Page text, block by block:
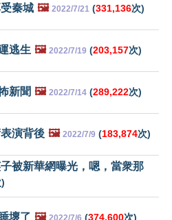
秦城 🖼️ 2022/7/21 (331,136次)
逃生 🖼️ 2022/7/19 (203,157次)
新聞 🖼️ 2022/7/14 (289,222次)
演背後 🖼️ 2022/7/9 (183,874次)
被新華網曝光，嗯，當衆那
壞了 🖼️ 2022/7/6 (374,600次)